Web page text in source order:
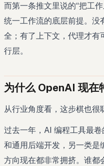
而第一条推文里说的“把工
统一工作流的底层前提。没
全；有了上下文，代理才有
行层。
为什么 OpenAI 现在
从行业角度看，这步棋也很
过去一年，AI 编程工具最
和通用后端开发，另一类是
方向现在都非常拥挤。谁都